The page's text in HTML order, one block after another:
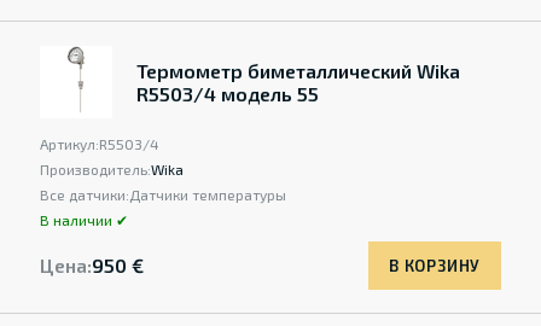
Термометр биметаллический Wika
R5503/4 модель 55
Артикул:R5503/4
Производитель:Wika
Все датчики: Датчики температуры
В наличии ✔
Цена:950 € В КОРЗИНУ